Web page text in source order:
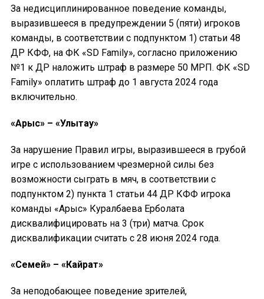
За недисциплинированное поведение команды,
выразившееся в предупреждении 5 (пяти) игроков
команды, в соответствии с подпунктом 1) статьи 48
ДР КФФ, на ФК «SD Family», согласно приложению
№1 к ДР наложить штраф в размере 50 МРП. ФК «SD
Family» оплатить штраф до 1 августа 2024 года
включительно.
«Арыс» – «Улытау»
За нарушение Правил игры, выразившееся в грубой
игре с использованием чрезмерной силы без
возможности сыграть в мяч, в соответствии с
подпунктом 2) пункта 1 статьи 44 ДР КФФ игрока
команды «Арыс» Куралбаева Ерболата
дисквалифицировать на 3 (три) матча. Срок
дисквалификации считать с 28 июня 2024 года.
«Семей» – «Кайрат»
За неподобающее поведение зрителей,